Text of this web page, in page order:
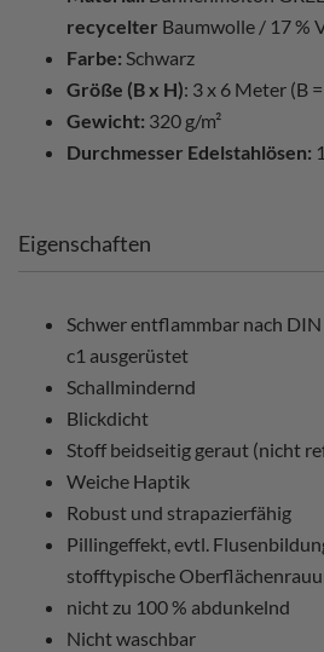
recycelter Baumwolle / 17 %
Farbe: Schwarz
Größe (B x H): 3 x 6 Meter (B
Gewicht: 320 g/m²
Durchmesser Edelstahlösen:
Eigenschaften
Schwer entflammbar nach
c1 ausgerüstet
Schallmindernd
Blickdicht
Stoff beidseitig geraut (nicht
Weiche Haptik
Robust und strapazierfähig
Pillingeffekt, evtl.
stofftypische
nicht zu 100 % abdunkelnd
Nicht waschbar